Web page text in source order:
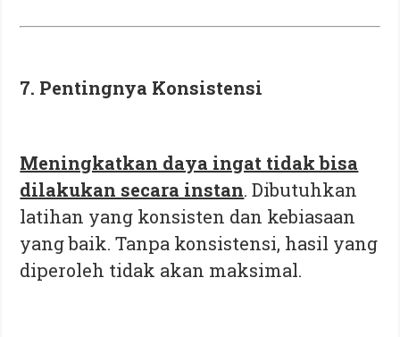
7. Pentingnya Konsistensi
Meningkatkan daya ingat tidak bisa
dilakukan secara instan. Dibutuhkan
latihan yang konsisten dan kebiasaan
yang baik. Tanpa konsistensi, hasil yang
diperoleh tidak akan maksimal.